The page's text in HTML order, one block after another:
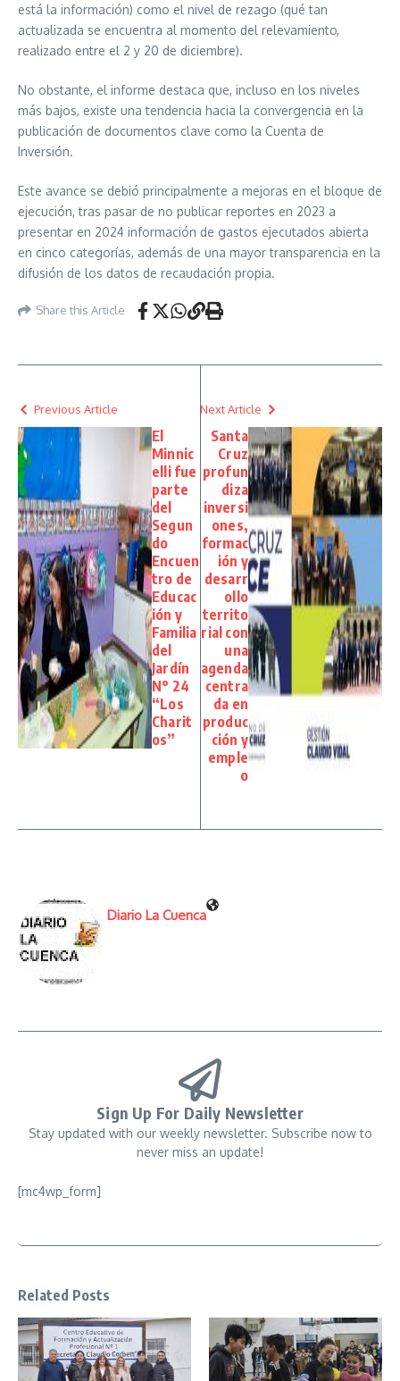
está la información) como el nivel de rezago (qué tan
actualizada se encuentra al momento del relevamiento,
realizado entre el 2 y 20 de diciembre).
No obstante, el informe destaca que, incluso en los niveles
más bajos, existe una tendencia hacia la convergencia en la
publicación de documentos clave como la Cuenta de
Inversión.
Este avance se debió principalmente a mejoras en el bloque de
ejecución, tras pasar de no publicar reportes en 2023 a
presentar en 2024 información de gastos ejecutados abierta
en cinco categorías, además de una mayor transparencia en la
difusión de los datos de recaudación propia.
Share this Article
Previous Article
El
Minnic
elli fue
parte
del
Segun
do
Encuen
tro de
Educac
ión y
Familia
del
Jardín
N° 24
“Los
Charit
os”
Next Article
Santa
Cruz
profun
diza
inversi
ones,
formac
ión y
desarr
ollo
territo
rial con
una
agenda
centra
da en
produc
ción y
emple
o
Diario La Cuenca
Sign Up For Daily Newsletter
Stay updated with our weekly newsletter. Subscribe now to
never miss an update!
[mc4wp_form]
Related Posts